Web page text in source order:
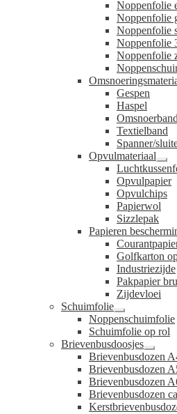
Noppenfolie
Noppenfolie
Noppenfolie
Noppenfolie
Noppenfolie
Gespen
Haspel
Omsnoerband
Textielband
Spanner/
Opvulmateriaal
Opvulpapier
Opvulchips
Papierwol
Sizzlepak
Papieren
Golfkarton
Industriezijde
Pakpapier
Zijdevloei
Schuimfolie
Submenu
uitvouwen
Noppenschuimfolie
Schuimfolie op rol
Brievenbusdoosjes
Brievenbusdozen
Brievenbusdozen
Brievenbusdozen
Brievenbusdozen